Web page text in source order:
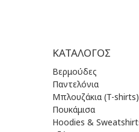
ΚΑΤΆΛΟΓΟΣ
Βερμούδες
Παντελόνια
Μπλουζάκια (T-shirts)
Πουκάμισα
Hoodies &